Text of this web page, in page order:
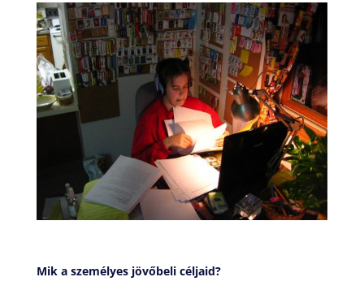
Mik a személyes jövőbeli céljaid?